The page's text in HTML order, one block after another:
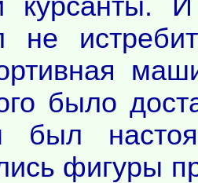
курсанты.
было
был
фигуры